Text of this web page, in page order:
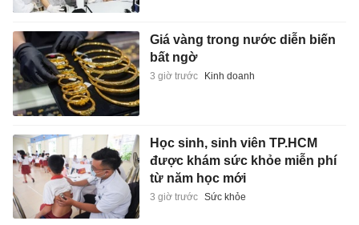
Giá vàng trong nước diễn biến
bất ngờ
3 giờ trước Kinh doanh
Học sinh, sinh viên TP.HCM
được khám sức khỏe miễn phí
từ năm học mới
3 giờ trước Sức khỏe